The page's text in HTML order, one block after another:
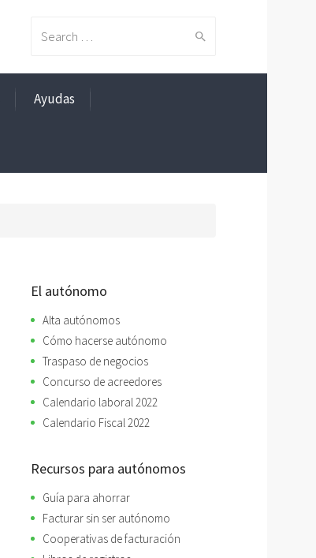
for:
Ayudas
El autónomo
Alta autónomos
Cómo hacerse autónomo
Traspaso de negocios
Concurso de acreedores
Calendario laboral 2022
Calendario Fiscal 2022
Recursos para autónomos
Guía para ahorrar
Facturar sin ser autónomo
Cooperativas de facturación